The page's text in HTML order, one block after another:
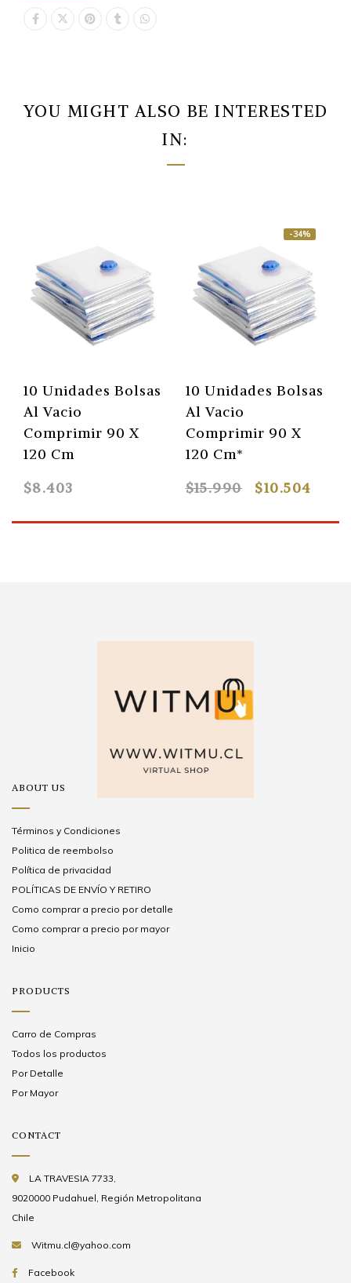
YOU MIGHT ALSO BE INTERESTED
IN:
10 Unidades Bolsas
Al Vacio
Comprimir 90 X
120 Cm
$8.403
-34%
10 Unidades Bolsas
Al Vacio
Comprimir 90 X
120 Cm*
$15.990
$10.504
ABOUT US
Términos y Condiciones
Politica de reembolso
Política de privacidad
POLÍTICAS DE ENVÍO Y RETIRO
Como comprar a precio por detalle
Como comprar a precio por mayor
Inicio
PRODUCTS
Carro de Compras
Todos los productos
Por Detalle
Por Mayor
CONTACT
LA TRAVESIA 7733,
9020000 Pudahuel, Región Metropolitana
Chile
Witmu.cl@yahoo.com
Facebook